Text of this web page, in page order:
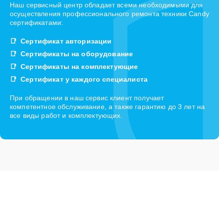
Наш сервисный центр обладает всеми необходимыми для
осуществления профессионального ремонта техники Candy
сертификатами:
Сертификат авторизации
Сертификаты на оборудование
Сертификаты на комплектующие
Сертификат у каждого специалиста
При обращении в наш сервис клиент получает
компетентное обслуживание, а также гарантию до 3 лет на
все виды работ и комплектующих.